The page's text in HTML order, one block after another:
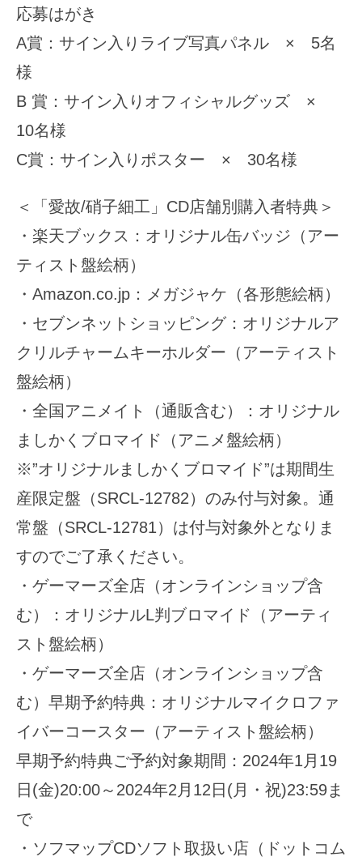
応募はがき
A賞：サイン入りライブ写真パネル × 5名
様
B 賞：サイン入りオフィシャルグッズ ×
10名様
C賞：サイン入りポスター × 30名様
＜「愛故/硝子細工」CD店舗別購入者特典＞
・楽天ブックス：オリジナル缶バッジ（アー
ティスト盤絵柄）
・Amazon.co.jp：メガジャケ（各形態絵柄）
・セブンネットショッピング：オリジナルア
クリルチャームキーホルダー（アーティスト
盤絵柄）
・全国アニメイト（通販含む）：オリジナル
ましかくブロマイド（アニメ盤絵柄）
※”オリジナルましかくブロマイド”は期間生
産限定盤（SRCL-12782）のみ付与対象。通
常盤（SRCL-12781）は付与対象外となりま
すのでご了承ください。
・ゲーマーズ全店（オンラインショップ含
む）：オリジナルL判ブロマイド（アーティ
スト盤絵柄）
・ゲーマーズ全店（オンラインショップ含
む）早期予約特典：オリジナルマイクロファ
イバーコースター（アーティスト盤絵柄）
早期予約特典ご予約対象期間：2024年1月19
日(金)20:00～2024年2月12日(月・祝)23:59ま
で
・ソフマップCDソフト取扱い店（ドットコム